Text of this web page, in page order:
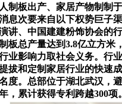
制板出产、家居产物制制
息次要来自以下权势巨子
讲、中国建建粉饰协会
板总产量达到3.8亿立方
业影响力取社会义务。行
拔和定制家居行业的快速
度。总部位于湖北武汉，
，累计获得专利跨越300